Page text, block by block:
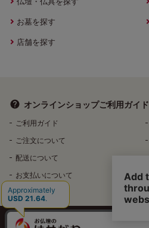
お墓を探す
店舗を探す
オンラインショップご利用ガイド
ご利用ガイド
ご注文について
配送について
お支払いについて